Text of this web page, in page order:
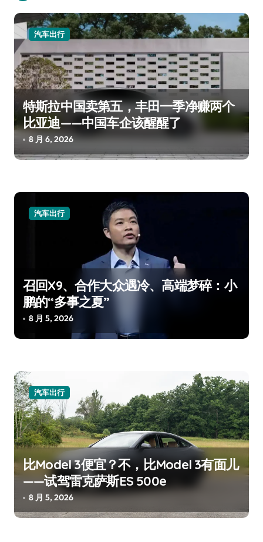
汽车出行
特斯拉中国卖第五，丰田一季净赚两个
比亚迪——中国车企该醒醒了
8 月 6, 2026
汽车出行
召回X9、合作大众遇冷、高端梦碎：小
鹏的“多事之夏”
8 月 5, 2026
汽车出行
比Model 3便宜？不，比Model 3有面儿
——试驾雷克萨斯ES 500e
8 月 5, 2026